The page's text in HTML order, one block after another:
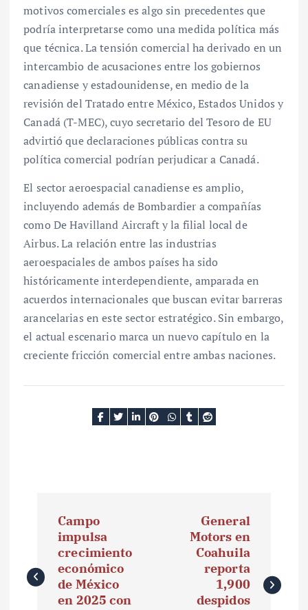
motivos comerciales es algo sin precedentes que
podría interpretarse como una medida política más
que técnica. La tensión comercial ha derivado en un
intercambio de acusaciones entre los gobiernos
canadiense y estadounidense, en medio de la
revisión del Tratado entre México, Estados Unidos y
Canadá (T-MEC), cuyo secretario del Tesoro de EU
advirtió que declaraciones públicas contra su
política comercial podrían perjudicar a Canadá.
El sector aeroespacial canadiense es amplio,
incluyendo además de Bombardier a compañías
como De Havilland Aircraft y la filial local de
Airbus. La relación entre las industrias
aeroespaciales de ambos países ha sido
históricamente interdependiente, amparada en
acuerdos internacionales que buscan evitar barreras
arancelarias en este sector estratégico. Sin embargo,
el actual escenario marca un nuevo capítulo en la
creciente fricción comercial entre ambas naciones.
v
e
Campo
impulsa
crecimiento
económico
de México
en 2025 con
General
Motors en
Coahuila
reporta
1,900
despidos